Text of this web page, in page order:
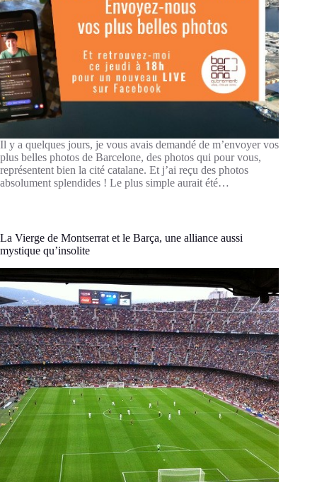
Il y a quelques jours, je vous avais demandé de m’envoyer vos
plus belles photos de Barcelone, des photos qui pour vous,
représentent bien la cité catalane. Et j’ai reçu des photos
absolument splendides ! Le plus simple aurait été…
La Vierge de Montserrat et le Barça, une alliance aussi
mystique qu’insolite